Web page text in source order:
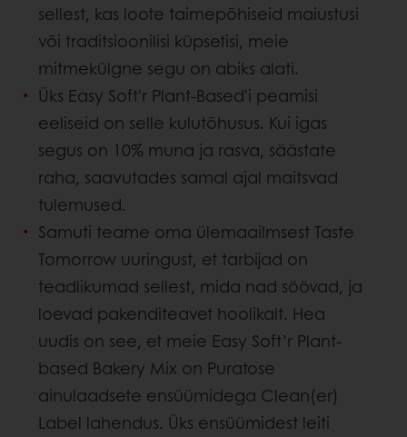
sellest, kas loote taimepõhiseid maiustusi
või traditsioonilisi küpsetisi, meie
mitmekülgne segu on abiks alati.
Üks Easy Soft'r Plant-Based'i peamisi
eeliseid on selle kulutõhusus. Kui igas
segus on 10% muna ja rasva, säästate
raha, saavutades samal ajal maitsvad
tulemused.
Samuti teame oma ülemaailmsest Taste
Tomorrow uuringust, et tarbijad on
teadlikumad sellest, mida nad söövad, ja
loevad pakenditeavet hoolikalt. Hea
uudis on see, et meie Easy Soft’r Plant-
based Bakery Mix on Puratose
ainulaadsete ensüümidega Clean(er)
Label lahendus. Üks ensüümidest leiti